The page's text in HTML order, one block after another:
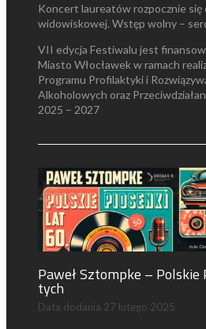
Koncert laureatów rozpocznie się
widowiskowej. Wstęp wolny –
VII edycja Festiwalu jest
Miasto Włocławek w ramach
Programu Profilaktyki i
Alkoholowych oraz
2025 – 2027
Paweł Sztompke –
tych
Data dodania 27 lutego 2025